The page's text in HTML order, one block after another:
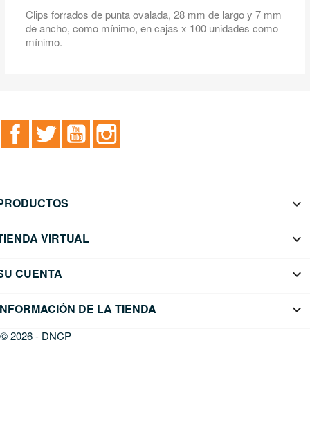
Clips forrados de punta ovalada, 28 mm de largo y 7 mm
de ancho, como mínimo, en cajas x 100 unidades como
mínimo.
FacebookTwitter YouTube

VIRTUAL 
CUENTA 
DE LA TIENDA keyboard_arrow_down
© 2026 - DNCP